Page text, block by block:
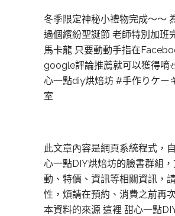
冬季限定神秘小禮物完成～～
過個繽紛聖誕節 老師特別加班
馬卡龍 只要動動手指在
google評論推薦就可以獲得唷
心一點diy烘焙坊 #手作りケー
室
此文章內容是網頁系統程式，
心一點DIY烘焙坊的臉書群組
動、特價、資訊等相關資訊，
性，煩請在預約、消費之前再
本資料的來源 這裡 甜心一點